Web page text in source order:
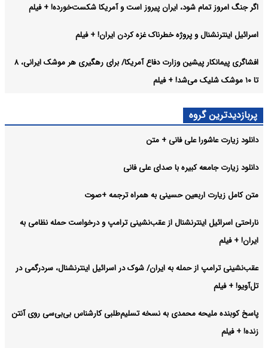
اگر جنگ امروز تمام شود، ایران پیروز است و آمریکا شکست‌خورده! + فیلم
اسرائیل اینترنشنال و پروژه خطرناک غزه کردن ایران! + فیلم
افشاگری پیمانکار پیشین وزارت دفاع آمریکا/ برای رهگیری هر موشک ایرانی، ۸
تا ۱۰ موشک شلیک می‌شد! + فیلم
پربازدیدترین گروه
دانلود زیارت عاشورا علی فانی + متن
دانلود زیارت جامعه کبیره با صدای علی فانی
متن کامل زیارت اربعین حسینی به همراه ترجمه +صوت
ناراحتی اسرائیل اینترنشنال از عقب‌نشینی ترامپ و درخواست حمله نظامی به
ایران! + فیلم
عقب‌نشینی ترامپ از حمله به ایران/ شوک در اسرائیل اینترنشنال، سردرگمی در
تل‌آویو! + فیلم
پاسخ کوبنده ملیحه محمدی به نسخه تسلیم‌طلبی کارشناس بی‌بی‌سی روی آنتن
زنده! + فیلم